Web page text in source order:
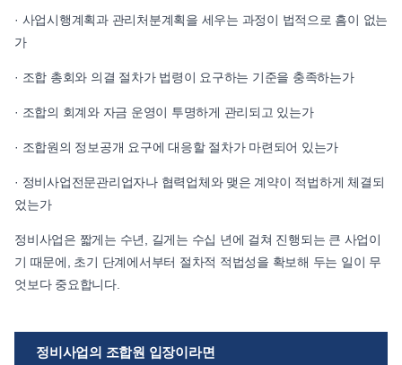
· 사업시행계획과 관리처분계획을 세우는 과정이 법적으로 흠이 없는
가
· 조합 총회와 의결 절차가 법령이 요구하는 기준을 충족하는가
· 조합의 회계와 자금 운영이 투명하게 관리되고 있는가
· 조합원의 정보공개 요구에 대응할 절차가 마련되어 있는가
· 정비사업전문관리업자나 협력업체와 맺은 계약이 적법하게 체결되
었는가
정비사업은 짧게는 수년, 길게는 수십 년에 걸쳐 진행되는 큰 사업이
기 때문에, 초기 단계에서부터 절차적 적법성을 확보해 두는 일이 무
엇보다 중요합니다.
정비사업의 조합원 입장이라면